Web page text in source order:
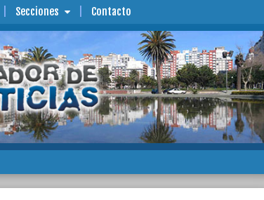
Secciones Contacto